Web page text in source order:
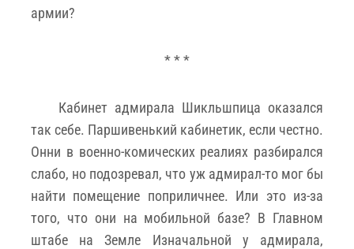
армии?
* * *
Кабинет адмирала Шикльшпица оказался
так себе. Паршивенький кабинетик, если честно.
Онни в военно-комических реалиях разбирался
слабо, но подозревал, что уж адмирал-то мог бы
найти помещение поприличнее. Или это из-за
того, что они на мобильной базе? В Главном
штабе на Земле Изначальной у адмирала,